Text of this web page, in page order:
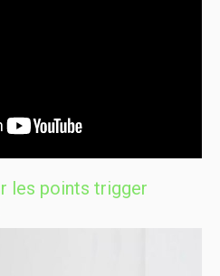
les points trigger